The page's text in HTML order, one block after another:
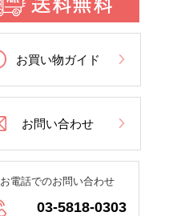
お買い物ガイド
お問い合わせ
お電話でのお問い合わせ
03-5818-0303